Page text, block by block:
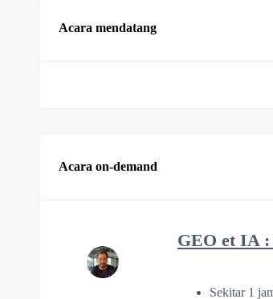
Acara mendatang
Acara on-demand
GEO et IA
Sekitar 1